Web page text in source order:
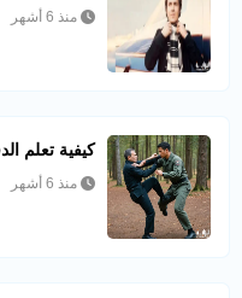
منذ 6 أشهر
كيفية تعلم
منذ 6 أشهر